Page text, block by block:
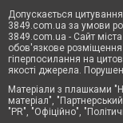
Допускається
3849.com.ua за умови
3849.com.ua - Сайт
обов'язкове
гіперпосилання на
якості джерела.
Матеріали з плашками
матеріал",
"PR", "Офіційно",